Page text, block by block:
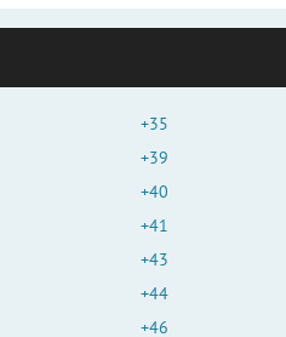
+35
+39
+40
+41
+43
+44
+46